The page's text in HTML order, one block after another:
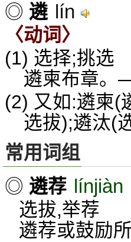
◎ 遴 lín
〈动词〉
(1) 选择;挑选
遴柬布章。
(2) 又如:遴柬(
选拔);遴汰(
常用词组
◎ 遴荐 línjiàn
选拔,举荐
遴荐或鼓励